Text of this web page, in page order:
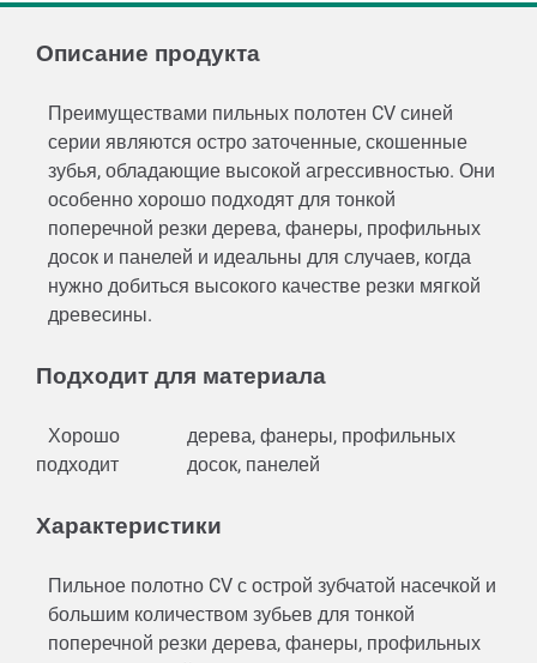
Описание продукта
Преимуществами пильных полотен CV синей
серии являются остро заточенные, скошенные
зубья, обладающие высокой агрессивностью. Они
особенно хорошо подходят для тонкой
поперечной резки дерева, фанеры, профильных
досок и панелей и идеальны для случаев, когда
нужно добиться высокого качестве резки мягкой
древесины.
Подходит для материала
Хорошо
подходит
дерева, фанеры, профильных
досок, панелей
Характеристики
Пильное полотно CV с острой зубчатой насечкой и
большим количеством зубьев для тонкой
поперечной резки дерева, фанеры, профильных